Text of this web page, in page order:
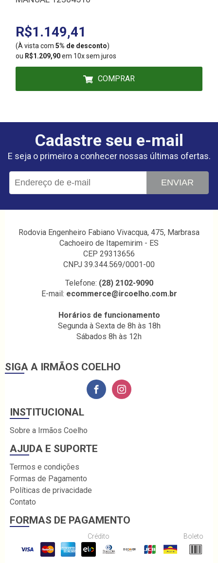
R$1.149,41
(À vista com 5% de desconto)
ou R$1.209,90em 10x sem juros
COMPRAR
Cadastre seu e-mail
E seja o primeiro a conhecer nossas últimas ofertas.
ENVIAR
Rodovia Engenheiro Fabiano Vivacqua, 475, Marbrasa
Cachoeiro de Itapemirim - ES
CEP 29313656
CNPJ 39.344.569/0001-00
Telefone: (28) 2102-9090
E-mail: ecommerce@ircoelho.com.br
Horários de funcionamento
Segunda à Sexta de 8h às 18h
Sábados 8h às 12h
SIGA A IRMÃOS COELHO
INSTITUCIONAL
Sobre a Irmãos Coelho
AJUDA E SUPORTE
Termos e condições
Formas de Pagamento
Políticas de privacidade
Contato
FORMAS DE PAGAMENTO
Crédito Boleto